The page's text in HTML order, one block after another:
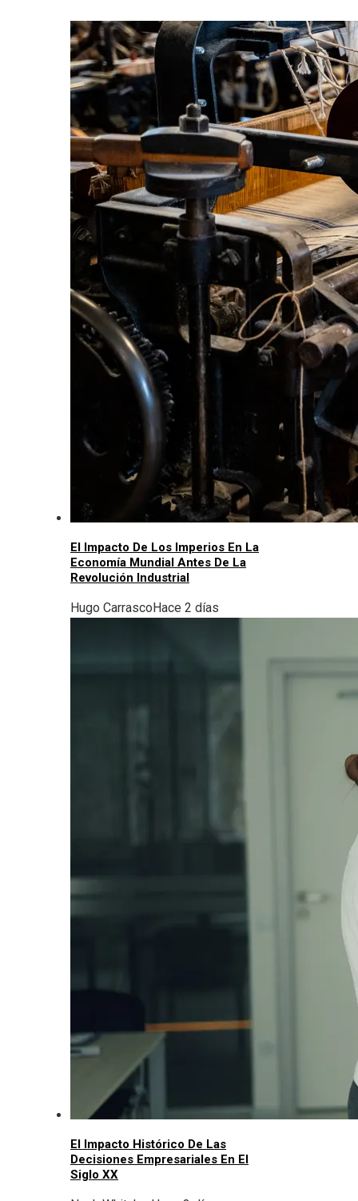
El Impacto De Los Imperios En La
Economía Mundial Antes De La
Revolución Industrial
Hugo Carrasco Hace 2 días
El Impacto Histórico De Las
Decisiones Empresariales En El
Siglo XX